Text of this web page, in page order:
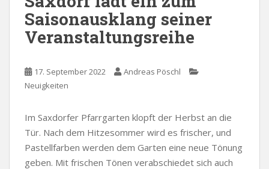
Saisonausklang seiner
Veranstaltungsreihe
17. September 2022
Andreas Pöschl
Neuigkeiten
Im Saxdorfer Pfarrgarten klopft der Herbst an die
Tür. Nach dem Hitzesommer wird es frischer, und
Pastellfarben werden dem Garten eine neue Tönung
geben. Mit frischen Tönen verabschiedet sich auch